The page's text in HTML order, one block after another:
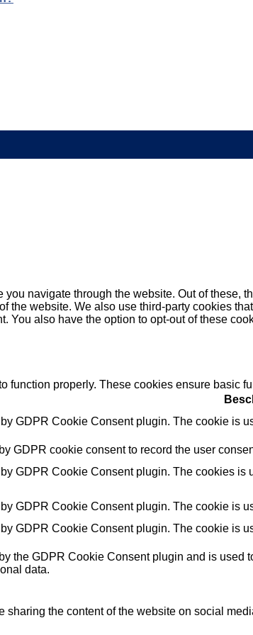
navigate through the website. Out of these,
the website. We also use third-party cookies
also have the option to opt-out of these
function properly. These cookies ensure basic
GDPR Cookie Consent plugin. The cookie is
GDPR cookie consent to record the user
GDPR Cookie Consent plugin. The cookies is
GDPR Cookie Consent plugin. The cookie is
GDPR Cookie Consent plugin. The cookie is
the GDPR Cookie Consent plugin and is used
data.
the content of the website on social